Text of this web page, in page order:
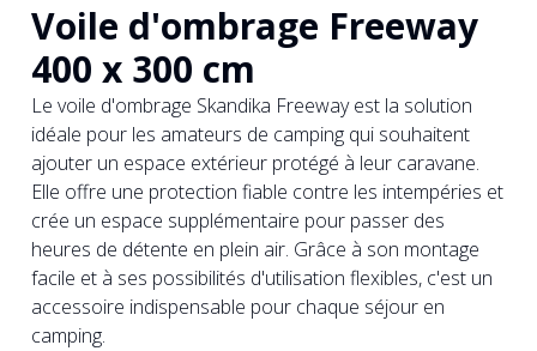
Voile d'ombrage Freeway
400 x 300 cm
Le voile d'ombrage Skandika Freeway est la solution
idéale pour les amateurs de camping qui souhaitent
ajouter un espace extérieur protégé à leur caravane.
Elle offre une protection fiable contre les intempéries et
crée un espace supplémentaire pour passer des
heures de détente en plein air. Grâce à son montage
facile et à ses possibilités d'utilisation flexibles, c'est un
accessoire indispensable pour chaque séjour en
camping.